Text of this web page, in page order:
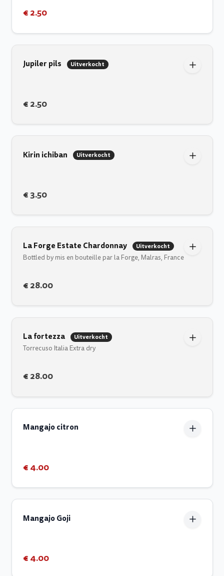
€ 2.50
Jupiler pils Uitverkocht
€ 2.50
Kirin ichiban Uitverkocht
€ 3.50
La Forge Estate Chardonnay Uitverkocht
Bottled by mis en bouteille par la Forge, Malras, France
€ 28.00
La fortezza Uitverkocht
Torrecuso Italia Extra dry
€ 28.00
Mangajo citron
€ 4.00
Mangajo Goji
€ 4.00